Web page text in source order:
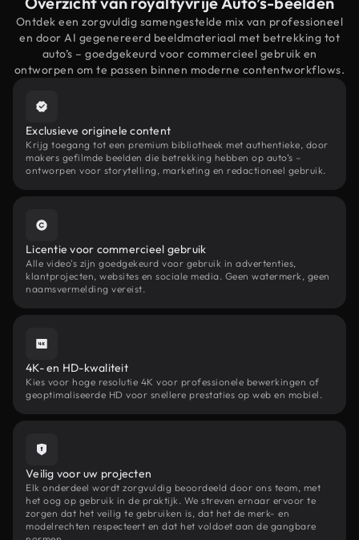
Ontdek een zorgvuldig samengestelde mix van professioneel
en door AI gegenereerd beeldmateriaal met betrekking tot
auto’s – goedgekeurd voor commercieel gebruik en
ontworpen om te passen binnen moderne contentworkflows.
Exclusieve originele content
Krijg toegang tot een premium bibliotheek met authentieke, door
makers gefilmde beelden die betrekking hebben op auto’s –
ontworpen voor storytelling, marketing en redactioneel gebruik.
Licentie voor commercieel gebruik
Alle video's zijn goedgekeurd voor gebruik in advertenties,
klantprojecten, websites en sociale media. Geen watermerk, geen
naamsvermelding vereist.
4K- en HD-kwaliteit
Kies voor hoge resolutie 4K voor professionele bewerkingen of
geoptimaliseerde HD voor snellere prestaties op web en mobiel.
Veilig voor uw projecten
Elk onderdeel wordt zorgvuldig beoordeeld door ons team, met
het oog op gebruik in de praktijk. We streven ernaar ervoor te
zorgen dat het veilig te gebruiken is, dat het de merk- en
modelrechten respecteert en dat het voldoet aan de gangbare